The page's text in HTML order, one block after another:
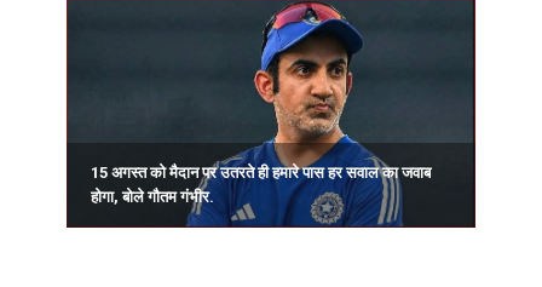
15 अगस्त को मैदान पर उतरते ही हमारे पास हर सवाल का जवाब
होगा, बोले गौतम गंभीर.